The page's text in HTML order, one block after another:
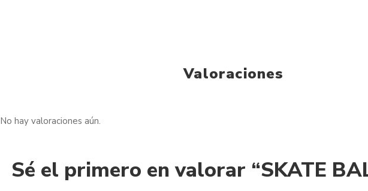
Valoraciones
No hay valoraciones aún.
Sé el primero en valorar “SKATE